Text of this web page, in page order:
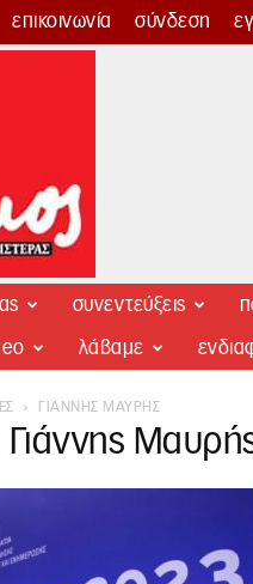
επικοινωνία σύνδεση
συνεντεύξεις
λάβαμε
ΓΙΆΝΝΗΣ ΜΑΥΡΉΣ
Γιάννης